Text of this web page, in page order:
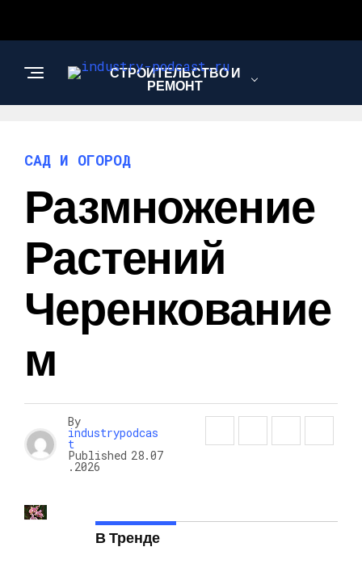
СТРОИТЕЛЬСТВО И
РЕМОНТ
САД И ОГОРОД
САД И ОГОРОД
Размножение
Растений
Черенкование
М
By
industrypodcas
t
Published 28.07
.2026
В Тренде